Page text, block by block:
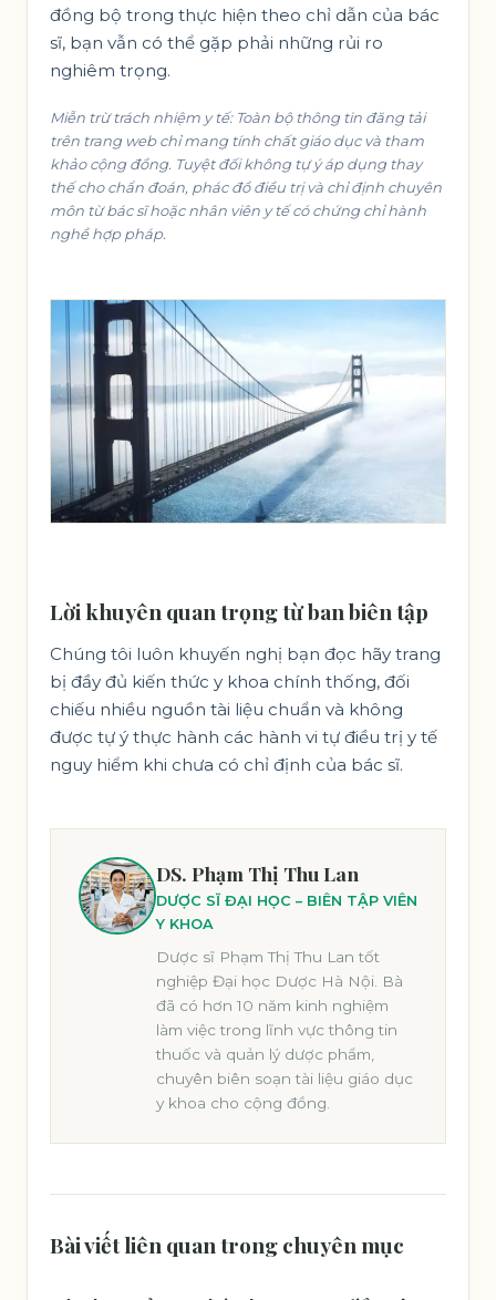
đồng bộ trong thực hiện theo chỉ dẫn của bác
sĩ, bạn vẫn có thể gặp phải những rủi ro
nghiêm trọng.
Miễn trừ trách nhiệm y tế: Toàn bộ thông tin đăng tải
trên trang web chỉ mang tính chất giáo dục và tham
khảo cộng đồng. Tuyệt đối không tự ý áp dụng thay
thế cho chẩn đoán, phác đồ điều trị và chỉ định chuyên
môn từ bác sĩ hoặc nhân viên y tế có chứng chỉ hành
nghề hợp pháp.
Lời khuyên quan trọng từ ban biên tập
Chúng tôi luôn khuyến nghị bạn đọc hãy trang
bị đầy đủ kiến thức y khoa chính thống, đối
chiếu nhiều nguồn tài liệu chuẩn và không
được tự ý thực hành các hành vi tự điều trị y tế
nguy hiểm khi chưa có chỉ định của bác sĩ.
DS. Phạm Thị Thu Lan
DƯỢC SĨ ĐẠI HỌC – BIÊN TẬP VIÊN
Y KHOA
Dược sĩ Phạm Thị Thu Lan tốt
nghiệp Đại học Dược Hà Nội. Bà
đã có hơn 10 năm kinh nghiệm
làm việc trong lĩnh vực thông tin
thuốc và quản lý dược phẩm,
chuyên biên soạn tài liệu giáo dục
y khoa cho cộng đồng.
Bài viết liên quan trong chuyên mục